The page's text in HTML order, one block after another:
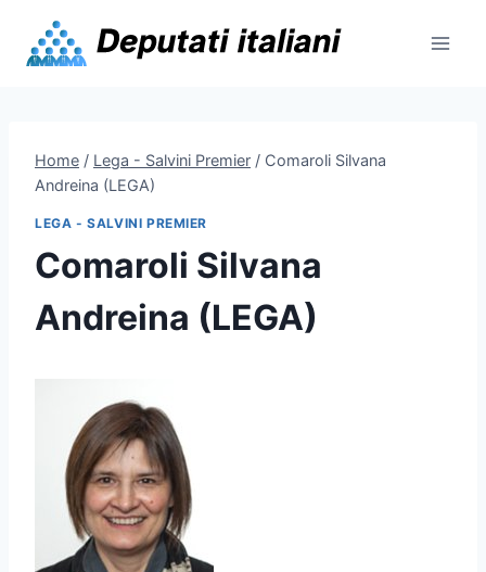
content
Home / Lega - Salvini Premier / Comaroli Silvana
Andreina (LEGA)
LEGA - SALVINI PREMIER
Comaroli Silvana
Andreina (LEGA)